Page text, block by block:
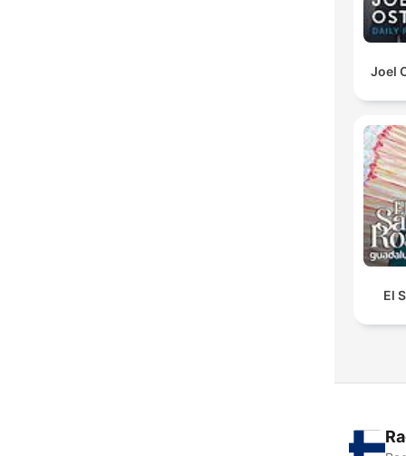
Joel
El